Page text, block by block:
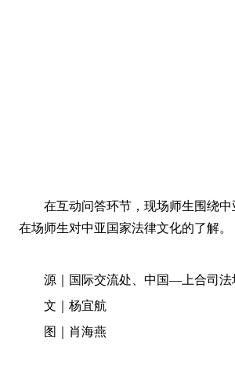
在互动问答环节，现场师生围绕
在场师生对中亚国家法律文化的了解。
源｜国际交流处、中国—上合司法
文｜杨宜航
图｜肖海燕